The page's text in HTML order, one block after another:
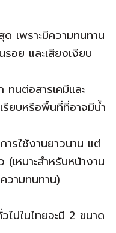
เพราะมีความทนทาน
อย และเสียงเงียบ
นต่อสารเคมีและ
รียบหรือพื้นที่ที่อาจมีน้ำ
รใช้งานยาวนาน แต่
เหมาะสำหรับหน้างาน
วามทนทาน)
ปในไทยจะมี 2 ขนาด